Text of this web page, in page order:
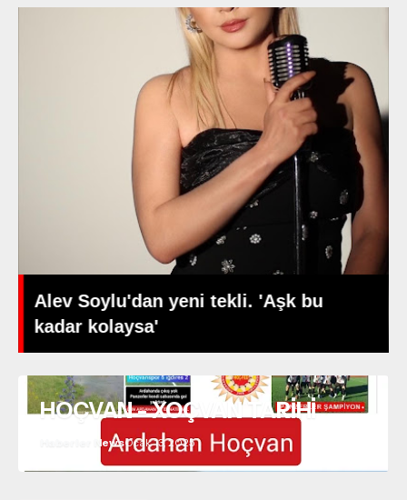
Alev Soylu'dan yeni tekli. 'Aşk bu
kadar kolaysa'
HOÇVAN - XOÇVAN TARİHİ
Haberler NewsOcak 13, 2025